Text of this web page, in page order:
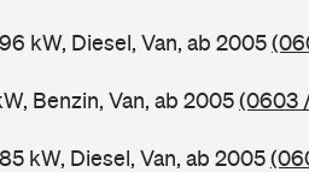
kW, Diesel, Van, ab 2005
Benzin, Van, ab 2005(0603
kW, Diesel, Van, ab 2005